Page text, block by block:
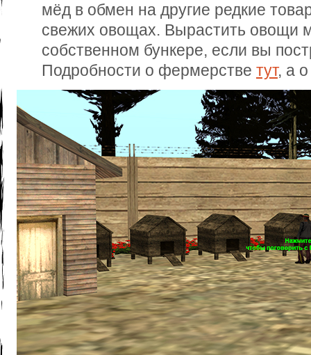
мёд в обмен на другие редкие
свежих овощах. Вырастить овощи
собственном бункере, если вы
Подробности о фермерстве тут, а